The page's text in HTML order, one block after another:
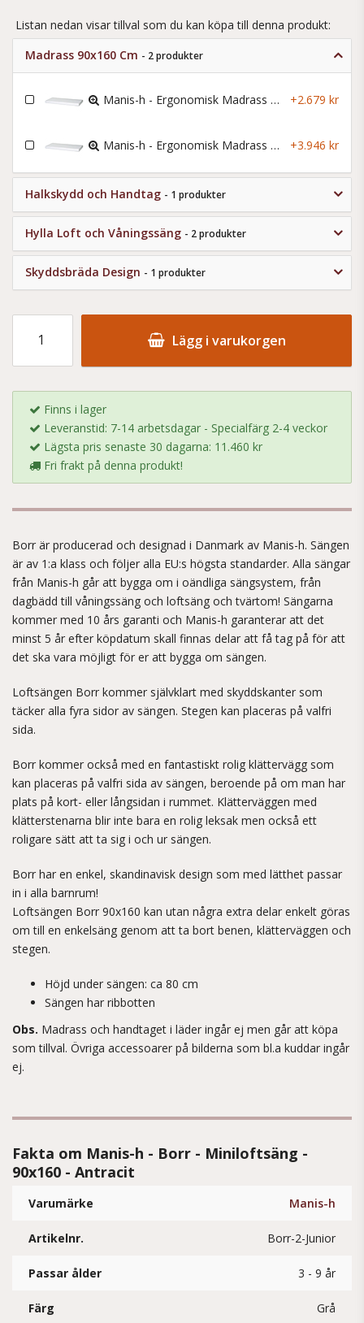
Listan nedan visar tillval som du kan köpa till denna produkt:
Madrass 90x160 Cm - 2 produkter
Manis-h - Ergonomisk Madrass - 90x160x12 Cm +2.679 kr
Manis-h - Ergonomisk Madrass Lyx - 90x160x12 Cm +3.946 kr
Halkskydd och Handtag - 1 produkter
Hylla Loft och Våningssäng - 2 produkter
Skyddsbräda Design - 1 produkter
Lägg i varukorgen
Finns i lager
Leveranstid: 7-14 arbetsdagar - Specialfärg 2-4 veckor
Lägsta pris senaste 30 dagarna: 11.460 kr
Fri frakt på denna produkt!
Borr är producerad och designad i Danmark av Manis-h. Sängen
är av 1:a klass och följer alla EU:s högsta standarder. Alla sängar
från Manis-h går att bygga om i oändliga sängsystem, från
dagbädd till våningssäng och loftsäng och tvärtom! Sängarna
kommer med 10 års garanti och Manis-h garanterar att det
minst 5 år efter köpdatum skall finnas delar att få tag på för att
det ska vara möjligt för er att bygga om sängen.
Loftsängen Borr kommer självklart med skyddskanter som
täcker alla fyra sidor av sängen. Stegen kan placeras på valfri
sida.
Borr kommer också med en fantastiskt rolig klättervägg som
kan placeras på valfri sida av sängen, beroende på om man har
plats på kort- eller långsidan i rummet. Klätterväggen med
klätterstenarna blir inte bara en rolig leksak men också ett
roligare sätt att ta sig i och ur sängen.
Borr har en enkel, skandinavisk design som med lätthet passar
in i alla barnrum!
Loftsängen Borr 90x160 kan utan några extra delar enkelt göras
om till en enkelsäng genom att ta bort benen, klätterväggen och
stegen.
Höjd under sängen: ca 80 cm
Sängen har ribbotten
Obs. Madrass och handtaget i läder ingår ej men går att köpa
som tillval. Övriga accessoarer på bilderna som bl.a kuddar ingår
ej.
Fakta om Manis-h - Borr - Miniloftsäng -
90x160 - Antracit
Varumärke Manis-h
Artikelnr. Borr-2-Junior
Passar ålder 3 - 9 år
Färg Grå